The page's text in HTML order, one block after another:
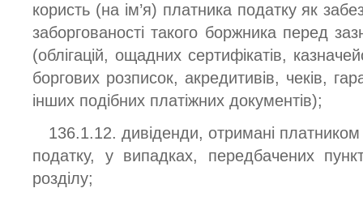
користь (на ім’я) платника податку як
заборгованості такого боржника перед
(облігацій, ощадних сертифікатів,
боргових розписок, акредитивів, чеків,
інших подібних платіжних документів);
136.1.12. дивіденди, отримані платником
податку, у випадках, передбачених
розділу;